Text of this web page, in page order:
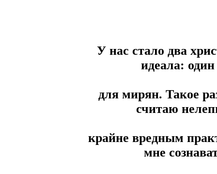
У нас стало два
идеала:
для мирян. Такое
считаю
крайне вредным
мне